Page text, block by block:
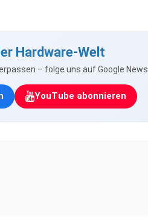
Hardware-Welt
– folge uns auf Google
YouTube abonnieren